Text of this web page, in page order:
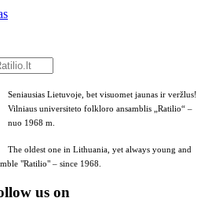
Seniausias Lietuvoje, bet visuomet jaunas ir veržlus!
Vilniaus universiteto folkloro ansamblis „Ratilio“ –
nuo 1968 m.
The oldest one in Lithuania, yet always young and
"Ratilio" – since 1968.
us on